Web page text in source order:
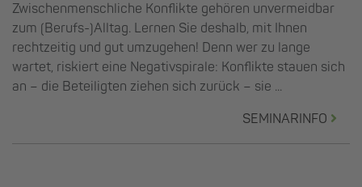
Zwischenmenschliche Konflikte gehören unvermeidbar
zum (Berufs-)Alltag. Lernen Sie deshalb, mit Ihnen
rechtzeitig und gut umzugehen! Denn wer zu lange
wartet, riskiert eine Negativspirale: Konflikte stauen sich
an – die Beteiligten ziehen sich zurück – sie ...
SEMINARINFO